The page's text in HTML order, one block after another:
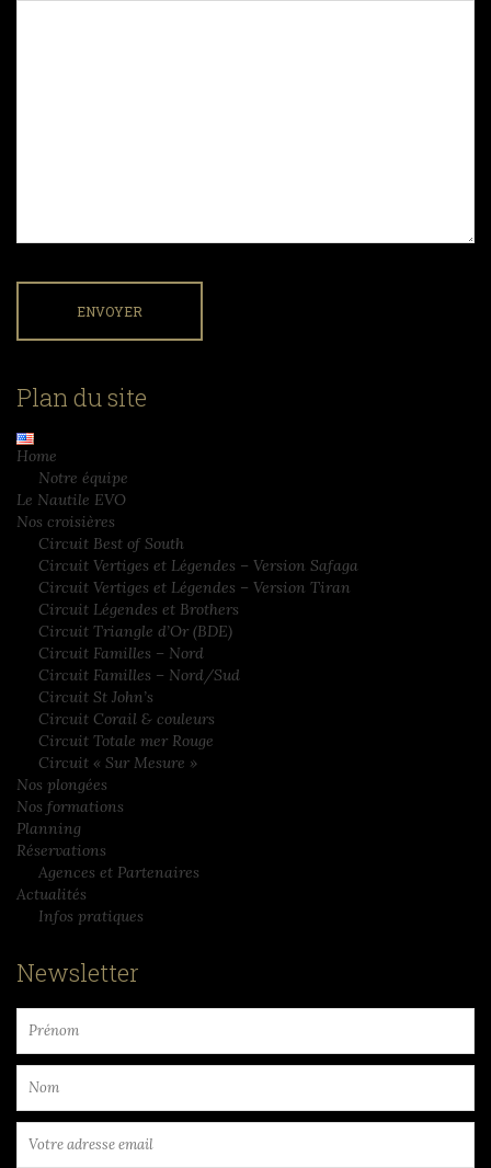
Plan du site
Home
Notre équipe
Le Nautile EVO
Nos croisières
Circuit Best of South
Circuit Vertiges et Légendes – Version Safaga
Circuit Vertiges et Légendes – Version Tiran
Circuit Légendes et Brothers
Circuit Triangle d’Or (BDE)
Circuit Familles – Nord
Circuit Familles – Nord/Sud
Circuit St John’s
Circuit Corail & couleurs
Circuit Totale mer Rouge
Circuit « Sur Mesure »
Nos plongées
Nos formations
Planning
Réservations
Agences et Partenaires
Actualités
Infos pratiques
Newsletter